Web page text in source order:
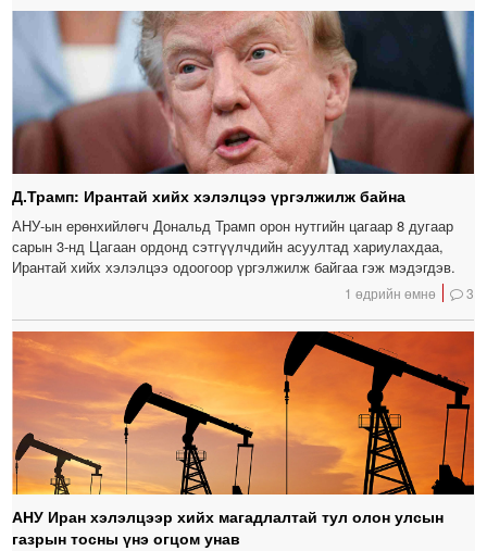
Д.Трамп: Ирантай хийх хэлэлцээ үргэлжилж байна
АНУ-ын ерөнхийлөгч Дональд Трамп орон нутгийн цагаар 8 дугаар
сарын 3-нд Цагаан ордонд сэтгүүлчдийн асуултад хариулахдаа,
Ирантай хийх хэлэлцээ одоогоор үргэлжилж байгаа гэж мэдэгдэв.
1 өдрийн өмнө 3
АНУ Иран хэлэлцээр хийх магадлалтай тул олон улсын
газрын тосны үнэ огцом унав